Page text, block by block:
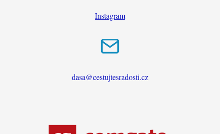
Instagram
dasa@cestujtesradosti.cz